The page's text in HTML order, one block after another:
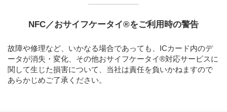
NFC／おサイフケータイ®をご利用時の警告
故障や修理など、いかなる場合であっても、ICカード内のデ
ータが消失・変化、その他おサイフケータイ®対応サービスに
関して生じた損害について、当社は責任を負いかねますので
あらかじめご了承ください。